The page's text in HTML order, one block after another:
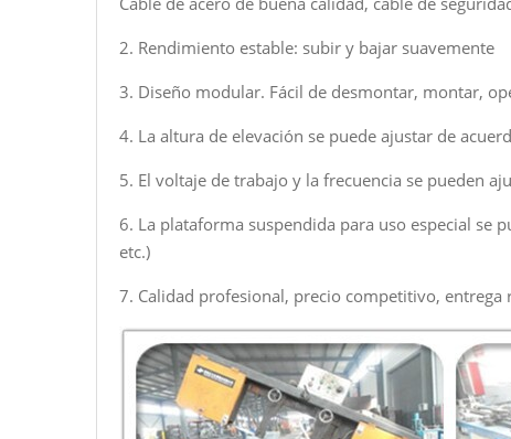
2. Rendimiento estable: subir y bajar suavemente
3. Diseño modular. Fácil de desmontar, montar,
4. La altura de elevación se puede ajustar de
5. El voltaje de trabajo y la frecuencia se pueden
6. La plataforma suspendida para uso especial se
etc.)
7. Calidad profesional, precio competitivo, entrega